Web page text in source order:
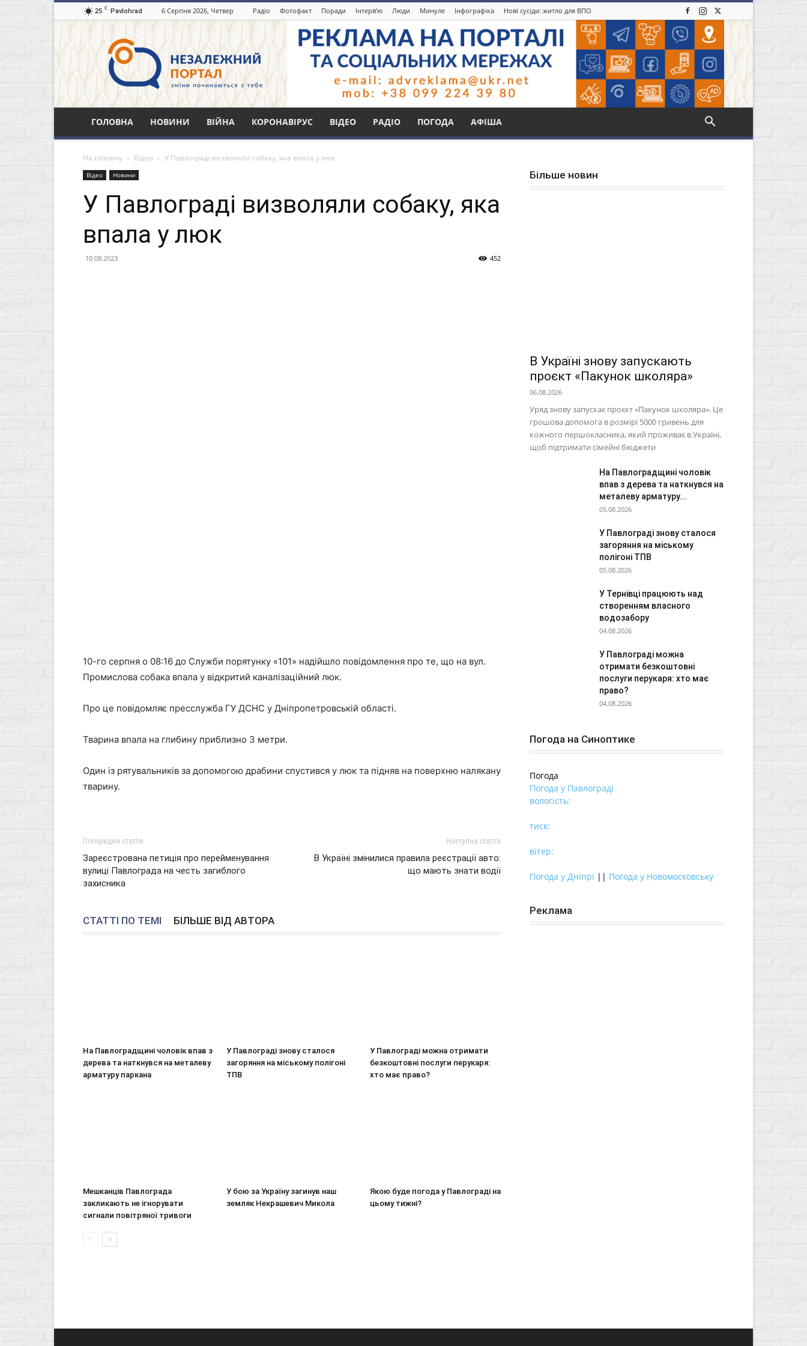
25 C Pavlohrad 6 Серпня 2026, Четвер Радіо Фотофакт Поради Інтерв’ю Люди Минуле Інфографіка Нові сусіди: житло для ВПО
Незалежний
портал
Павлоград.dp.ua
ГОЛОВНА НОВИНИ ВІЙНА КОРОНАВІРУС ВІДЕО РАДІО ПОГОДА АФІША
На головну Відео У Павлограді визволяли собаку, яка впала у люк
Відео Новини
У Павлограді визволяли собаку, яка
впала у люк
10.08.2023 452
10-го серпня о 08:16 до Служби порятунку «101» надійшло повідомлення про те, що на вул.
Промислова собака впала у відкритий каналізаційний люк.
Про це повідомляє пресслужба ГУ ДСНС у Дніпропетровській області.
Тварина впала на глибину приблизно 3 метри.
Один із рятувальників за допомогою драбини спустився у люк та підняв на поверхню налякану
тварину.
Попередня стаття
Зареєстрована петиція про перейменування
вулиці Павлограда на честь загиблого
захисника
Наступна стаття
В Україні змінилися правила реєстрації авто:
що мають знати водії
СТАТТІ ПО ТЕМІ БІЛЬШЕ ВІД АВТОРА
На Павлоградщині чоловік впав з
дерева та наткнувся на металеву
арматуру паркана
У Павлограді знову сталося
загоряння на міському полігоні
ТПВ
У Павлограді можна отримати
безкоштовні послуги перукаря:
хто має право?
Мешканців Павлограда
закликають не ігнорувати
сигнали повітряної тривоги
У бою за Україну загинув наш
земляк Некрашевич Микола
Якою буде погода у Павлограді на
цьому тижні?
Більше новин
В Україні знову запускають
проєкт «Пакунок школяра»
06.08.2026
Уряд знову запускає проєкт «Пакунок школяра». Це
грошова допомога в розмірі 5000 гривень для
кожного першокласника, який проживає в Україні,
щоб підтримати сімейні бюджети
На Павлоградщині чоловік
впав з дерева та наткнувся на
металеву арматуру...
05.08.2026
У Павлограді знову сталося
загоряння на міському
полігоні ТПВ
05.08.2026
У Тернівці працюють над
створенням власного
водозабору
04.08.2026
У Павлограді можна
отримати безкоштовні
послуги перукаря: хто має
право?
04.08.2026
Погода на Синоптике
Погода
Погода у Павлограді
вологість:
тиск:
вітер:
Погода у Дніпрі || Погода у Новомосковську
Реклама